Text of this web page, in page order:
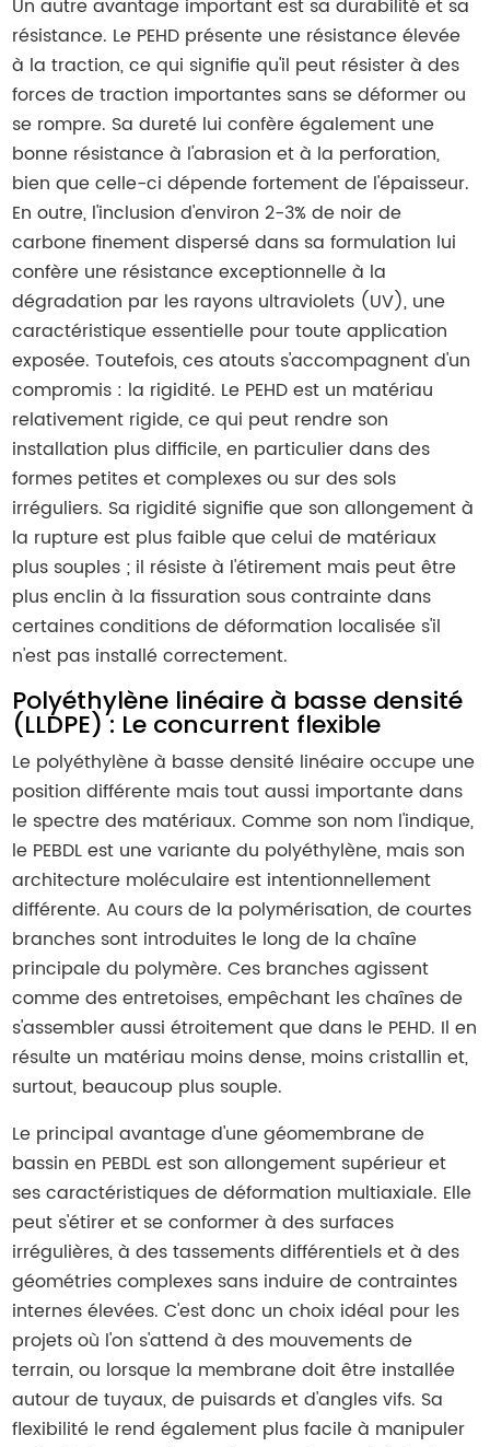
Un autre avantage important est sa durabilité et sa
résistance. Le PEHD présente une résistance élevée
à la traction, ce qui signifie qu'il peut résister à des
forces de traction importantes sans se déformer ou
se rompre. Sa dureté lui confère également une
bonne résistance à l'abrasion et à la perforation,
bien que celle-ci dépende fortement de l'épaisseur.
En outre, l'inclusion d'environ 2-3% de noir de
carbone finement dispersé dans sa formulation lui
confère une résistance exceptionnelle à la
dégradation par les rayons ultraviolets (UV), une
caractéristique essentielle pour toute application
exposée. Toutefois, ces atouts s'accompagnent d'un
compromis : la rigidité. Le PEHD est un matériau
relativement rigide, ce qui peut rendre son
installation plus difficile, en particulier dans des
formes petites et complexes ou sur des sols
irréguliers. Sa rigidité signifie que son allongement à
la rupture est plus faible que celui de matériaux
plus souples ; il résiste à l'étirement mais peut être
plus enclin à la fissuration sous contrainte dans
certaines conditions de déformation localisée s'il
n'est pas installé correctement.
Polyéthylène linéaire à basse densité
(LLDPE) : Le concurrent flexible
Le polyéthylène à basse densité linéaire occupe une
position différente mais tout aussi importante dans
le spectre des matériaux. Comme son nom l'indique,
le PEBDL est une variante du polyéthylène, mais son
architecture moléculaire est intentionnellement
différente. Au cours de la polymérisation, de courtes
branches sont introduites le long de la chaîne
principale du polymère. Ces branches agissent
comme des entretoises, empêchant les chaînes de
s'assembler aussi étroitement que dans le PEHD. Il en
résulte un matériau moins dense, moins cristallin et,
surtout, beaucoup plus souple.
Le principal avantage d'une géomembrane de
bassin en PEBDL est son allongement supérieur et
ses caractéristiques de déformation multiaxiale. Elle
peut s'étirer et se conformer à des surfaces
irrégulières, à des tassements différentiels et à des
géométries complexes sans induire de contraintes
internes élevées. C'est donc un choix idéal pour les
projets où l'on s'attend à des mouvements de
terrain, ou lorsque la membrane doit être installée
autour de tuyaux, de puisards et d'angles vifs. Sa
flexibilité le rend également plus facile à manipuler